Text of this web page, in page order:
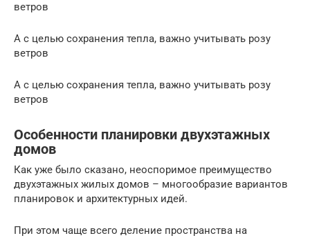
ветров
А с целью сохранения тепла, важно учитывать розу
ветров
А с целью сохранения тепла, важно учитывать розу
ветров
Особенности планировки двухэтажных
домов
Как уже было сказано, неоспоримое преимущество
двухэтажных жилых домов – многообразие вариантов
планировок и архитектурных идей.
При этом чаще всего деление пространства на